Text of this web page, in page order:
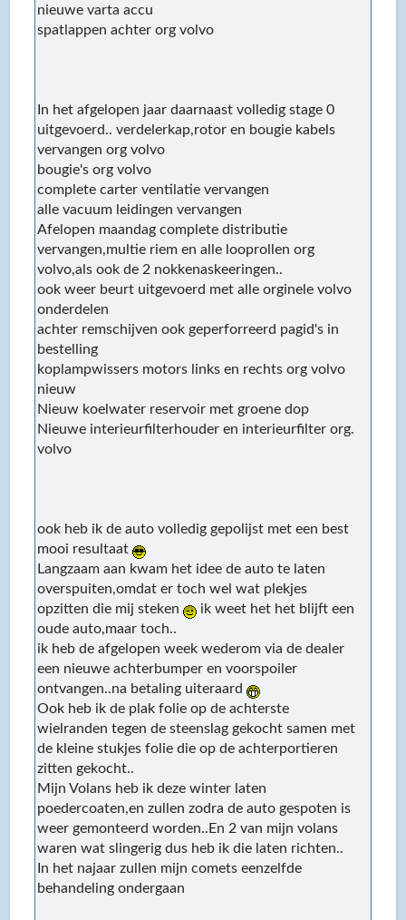
nieuwe varta accu
spatlappen achter org volvo
In het afgelopen jaar daarnaast volledig stage 0
uitgevoerd.. verdelerkap,rotor en bougie kabels
vervangen org volvo
bougie's org volvo
complete carter ventilatie vervangen
alle vacuum leidingen vervangen
Afelopen maandag complete distributie
vervangen,multie riem en alle looprollen org
volvo,als ook de 2 nokkenaskeeringen..
ook weer beurt uitgevoerd met alle orginele volvo
onderdelen
achter remschijven ook geperforreerd pagid's in
bestelling
koplampwissers motors links en rechts org volvo
nieuw
Nieuw koelwater reservoir met groene dop
Nieuwe interieurfilterhouder en interieurfilter org.
volvo
ook heb ik de auto volledig gepolijst met een best
mooi resultaat
Langzaam aan kwam het idee de auto te laten
overspuiten,omdat er toch wel wat plekjes
opzitten die mij steken
ik weet het het blijft een
oude auto,maar toch..
ik heb de afgelopen week wederom via de dealer
een nieuwe achterbumper en voorspoiler
ontvangen..na betaling uiteraard
Ook heb ik de plak folie op de achterste
wielranden tegen de steenslag gekocht samen met
de kleine stukjes folie die op de achterportieren
zitten gekocht..
Mijn Volans heb ik deze winter laten
poedercoaten,en zullen zodra de auto gespoten is
weer gemonteerd worden..En 2 van mijn volans
waren wat slingerig dus heb ik die laten richten..
In het najaar zullen mijn comets eenzelfde
behandeling ondergaan